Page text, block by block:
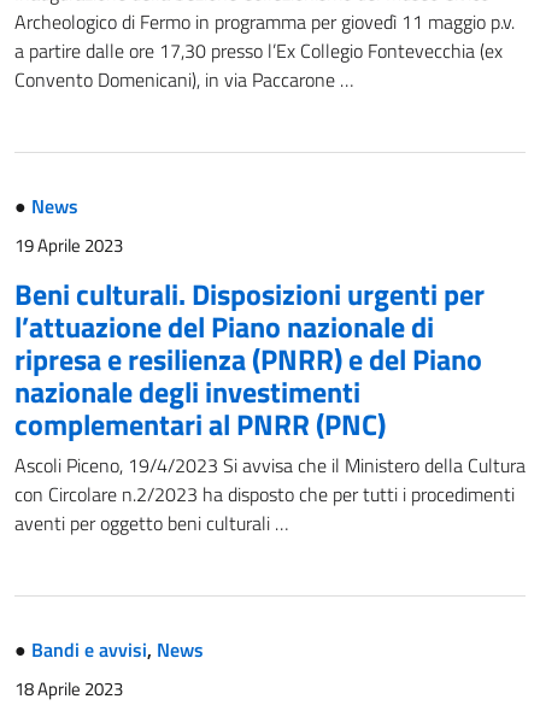
Archeologico di Fermo in programma per giovedì 11 maggio p.v.
a partire dalle ore 17,30 presso l’Ex Collegio Fontevecchia (ex
Convento Domenicani), in via Paccarone …
● News
19 Aprile 2023
Beni culturali. Disposizioni urgenti per
l’attuazione del Piano nazionale di
ripresa e resilienza (PNRR) e del Piano
nazionale degli investimenti
complementari al PNRR (PNC)
Ascoli Piceno, 19/4/2023 Si avvisa che il Ministero della Cultura
con Circolare n.2/2023 ha disposto che per tutti i procedimenti
aventi per oggetto beni culturali …
● Bandi e avvisi, News
18 Aprile 2023